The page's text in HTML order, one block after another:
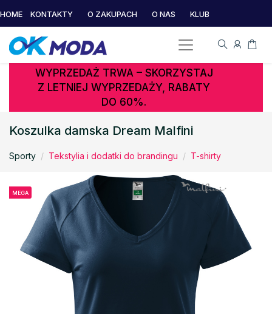
HOME KONTAKTY O ZAKUPACH O NAS KLUB
WYPRZEDAŻ TRWA – SKORZYSTAJ
Z LETNIEJ WYPRZEDAŻY, RABATY
DO 60%.
Koszulka damska Dream Malfini
Sporty Tekstylia i dodatki do brandingu T-shirty
MEGA